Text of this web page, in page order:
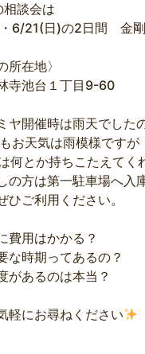
談会は
6/21(日)の2日間 金剛
所在地〉
寺池台１丁目9-60
ヤ開催時は雨天でした
お天気は雨模様ですが
何とか持ちこたえてく
の方は第一駐車場へ入
ひご利用ください。
費用はかかる？
な時期ってあるの？
があるのは本当？
軽にお尋ねください